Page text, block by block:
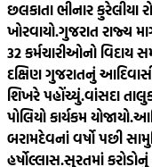
છલકાતા ભીનાર કુરેલીયા
ખોરવાયો.ગુજરાત રાજ્ય
32 કર્મચારીઓનો વિદાય
દક્ષિણ ગુજરાતનું
શિખરે પહોંચ્યું.વાંસદા
પોલિયો કાર્યકમ યોજાયો.
બરામદેવનાં વર્ષો પછી
હર્ષોલ્લાસ.સુરતમાં